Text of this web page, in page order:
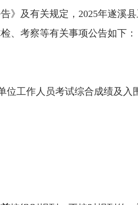
》及有关规定，2025年遂溪
、考察等有关事项公告如下：
工作人员考试综合成绩及入